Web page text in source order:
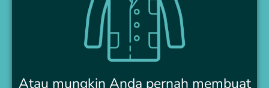
Atau mungkin Anda pernah membuat